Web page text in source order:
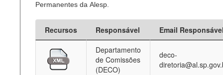
Permanentes da Alesp.
Recursos Responsável
Email
Departamento
de Comissões
(DECO)
deco-